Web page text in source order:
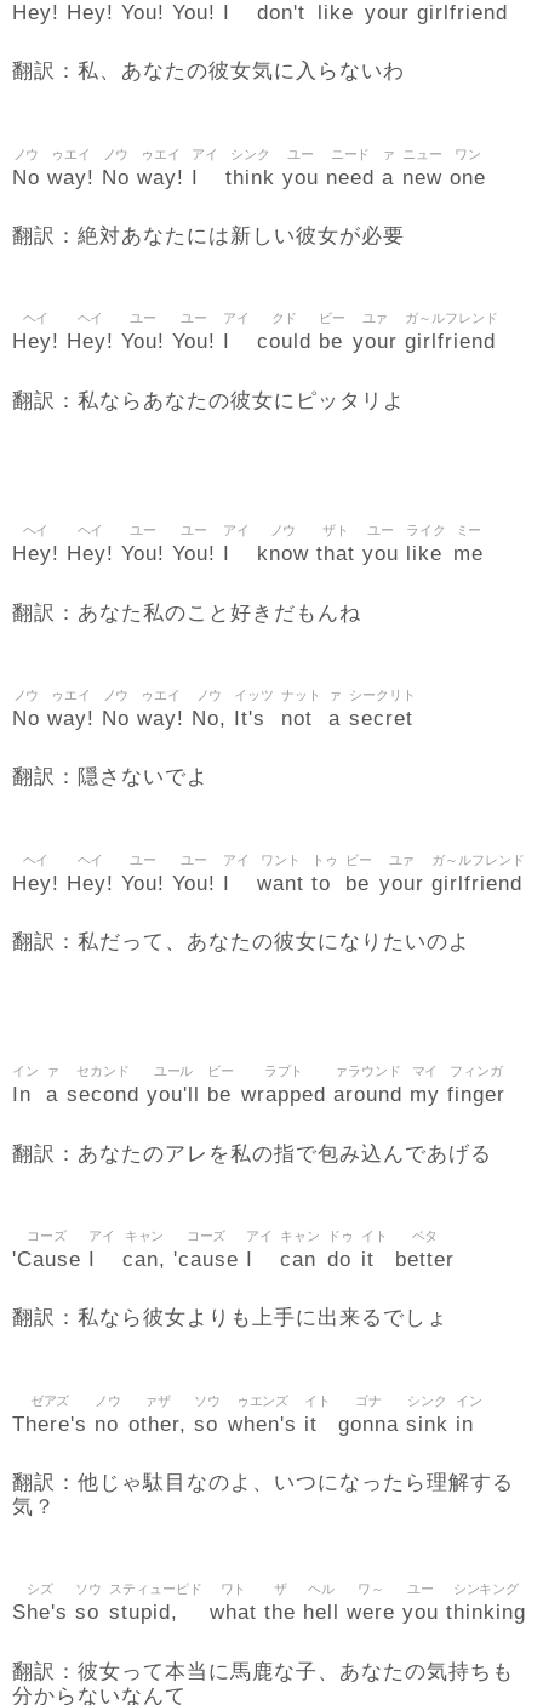
Hey! Hey! You! You! I don't like your girlfriend
翻訳：私、あなたの彼女気に入らないわ
No
ノウ
way!
ゥエイ
No
ノウ
way!
ゥエイ
I
アイ
think
シンク
you
ユー
need
ニード
a
ァ
new
ニュー
one
ワン
翻訳：絶対あなたには新しい彼女が必要
Hey!
ヘイ
Hey!
ヘイ
You!
ユー
You!
ユー アイ
could
クド
be
ビー
your
ユァ
girlfriend
ガ～ルフレンド
翻訳：私ならあなたの彼女にピッタリよ
Hey!
ヘイ
Hey!
ヘイ
You!
ユー
You!
ユー アイ
know
ノウ
that
ザト
you
ユー
like
ライク
me
ミー
翻訳：あなた私のこと好きだもんね
No
ノウ
way!
ゥエイ
No
ノウ
way!
ゥエイ
No,
ノウ
It's
イッツ
not
ナット
a
ァ
secret
シークリト
翻訳：隠さないでよ
Hey!
ヘイ
Hey!
ヘイ
You!
ユー
You!
ユー
I
アイ
want
ワント
to
トゥ
be
ビー
your
ユァ
girlfriend
ガ～ルフレンド
翻訳：私だって、あなたの彼女になりたいのよ
In
イン
a
ァ
second
セカンド
you'll
ユール
be
ビー
wrapped
ラプト
around
ァラウンド
my
マイ
finger
フィンガ
翻訳：あなたのアレを私の指で包み込んであげる
'Cause
コーズ
I
アイ
can,
キャン
'cause
コーズ
I
アイ
can
キャン
do
ドゥ
it
イト
better
ベタ
翻訳：私なら彼女よりも上手に出来るでしょ
There's
ゼアズ
no
ノウ
other,
ァザ
so
ソウ
when's
ゥエンズ
it
イト
gonna
ゴナ
sink
シンク
in
イン
翻訳：他じゃ駄目なのよ、いつになったら理解する
気？
She's
シズ
so
ソウ
stupid,
スティューピド
what
ワト
the
ザ
hell
ヘル
were
ワ～
you
ユー
thinking
シンキング
翻訳：彼女って本当に馬鹿な子、あなたの気持ちも
分からないなんて